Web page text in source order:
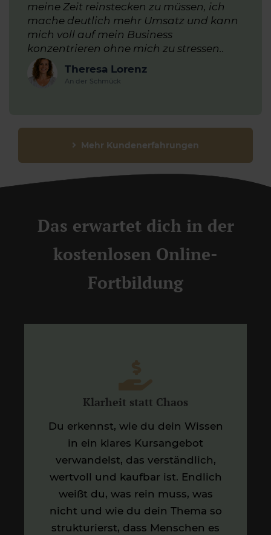
meine Zeit reinstecken zu müssen, ich
mache deutlich mehr Umsatz und kann
mich voll auf mein Business
konzentrieren ohne mich zu stressen..
Theresa Lorenz
An der Schmück
Mehr Kundenerfahrungen
Das erwartet dich in der
kostenlosen Online-
Fortbildung
Klarheit statt Chaos
Du erkennst, wie du dein Wissen
in ein klares Kursangebot
verwandelst, das verständlich,
wertvoll und kaufbar ist. Endlich
weißt du, was rein muss, was
nicht und wie du dein Thema so
strukturierst, dass Menschen es